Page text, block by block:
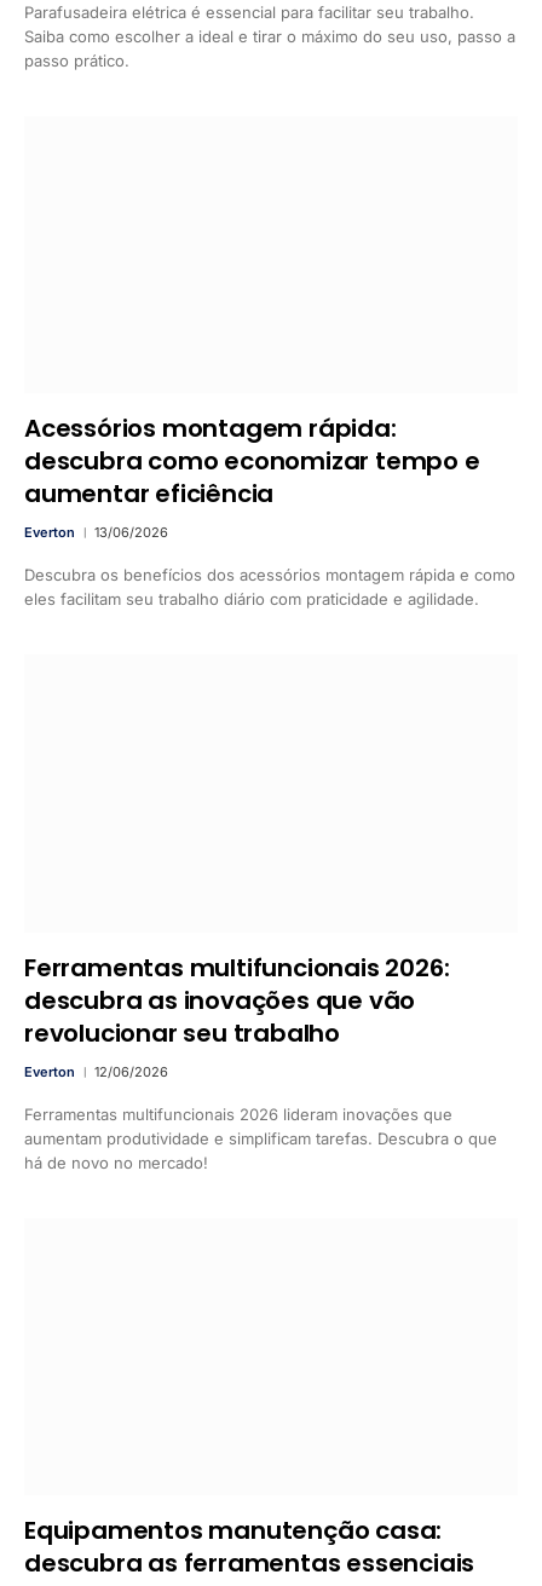
Parafusadeira elétrica é essencial para facilitar seu trabalho.
Saiba como escolher a ideal e tirar o máximo do seu uso, passo a
passo prático.
Acessórios montagem rápida:
descubra como economizar tempo e
aumentar eficiência
Everton 13/06/2026
Descubra os benefícios dos acessórios montagem rápida e como
eles facilitam seu trabalho diário com praticidade e agilidade.
Ferramentas multifuncionais 2026:
descubra as inovações que vão
revolucionar seu trabalho
Everton 12/06/2026
Ferramentas multifuncionais 2026 lideram inovações que
aumentam produtividade e simplificam tarefas. Descubra o que
há de novo no mercado!
Equipamentos manutenção casa:
descubra as ferramentas essenciais